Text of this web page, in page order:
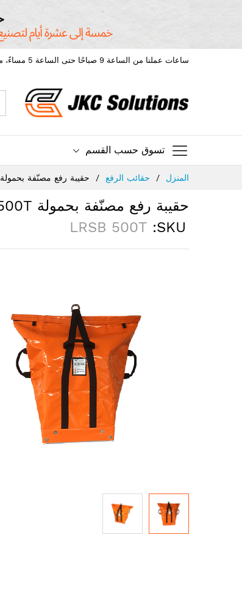
ساعات عملنا من الساعة 9 صباحًا حتى الساعة 5 مساءً، من الاثنين إلى الجمعة.
تسوق حسب القسم
المنزل حقائب الرفع حقيبة رفع مصنّفة بحمولة LRSB 500T مزدوجة الإغلاق بالفيلكرو
حقيبة رفع مصنّفة بحمولة LRSB 500T مزدوجة الإغلاق بالفيلكرو
SKU
LRSB 500T